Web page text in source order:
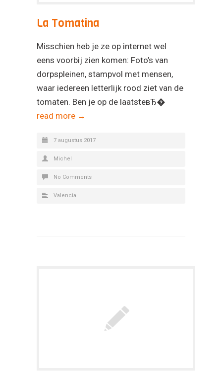
La Tomatina
Misschien heb je ze op internet wel
eens voorbij zien komen: Foto’s van
dorpspleinen, stampvol met mensen,
waar iedereen letterlijk rood ziet van de
tomaten. Ben je op de laatsteвЂ�
read more →
7 augustus 2017
Michel
No Comments
Valencia